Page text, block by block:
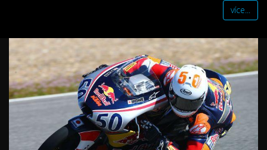
více...